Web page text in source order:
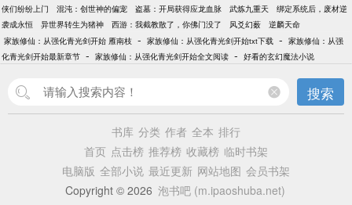
侠们纷纷上门
混沌：创世神的偏宠 盗墓：开局获得应龙血脉 武炼九重天
绑定系统后，废材逆
袭成永恒
异世界转生为猪神 西游：我截教散了，你佛门没了 风爻幻薮
逆麟天命
家族修仙：从强化青光剑开始 雁南枝 - 家族修仙：从强化青光剑开始txt下载 - 家族修仙：从强
化青光剑开始最新章节 - 家族修仙：从强化青光剑开始全文阅读 - 好看的玄幻魔法小说
搜索
书库 分类 作者 全本 排行
首页 点击榜 推荐榜 收藏榜 临时书架
电脑版 全部小说 最近更新 网站地图 会员书架
Copyright © 2026 泡书吧 (m.ipaoshuba.net)